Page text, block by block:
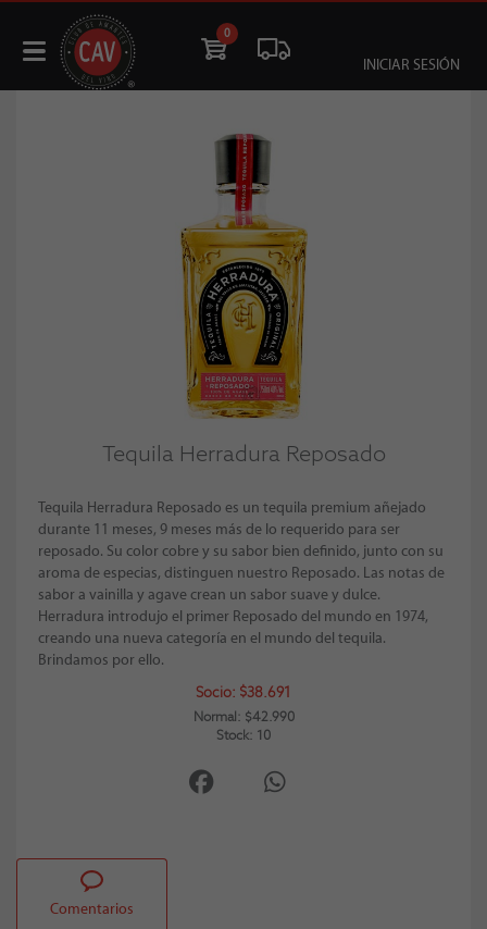
0
INICIAR SESIÓN
Tequila Herradura Reposado
Tequila Herradura Reposado es un tequila premium añejado
durante 11 meses, 9 meses más de lo requerido para ser
reposado. Su color cobre y su sabor bien definido, junto con su
aroma de especias, distinguen nuestro Reposado. Las notas de
sabor a vainilla y agave crean un sabor suave y dulce.
Herradura introdujo el primer Reposado del mundo en 1974,
creando una nueva categoría en el mundo del tequila.
Brindamos por ello.
Socio: $38.691
Normal: $42.990
Stock: 10
Comentarios